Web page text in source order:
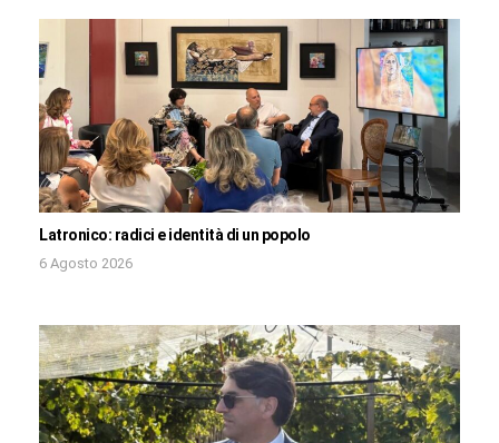
Latronico: radici e identità di un popolo
6 Agosto 2026